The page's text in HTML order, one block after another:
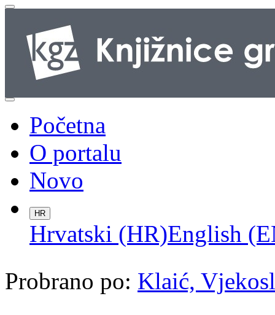
Početna
O portalu
Novo
HR
Hrvatski (HR)English
Probrano po: Klaić,